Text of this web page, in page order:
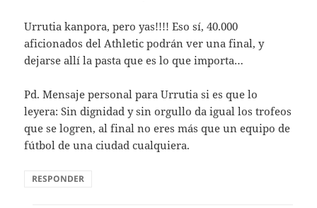
Urrutia kanpora, pero yas!!!! Eso sí, 40.000
aficionados del Athletic podrán ver una final, y
dejarse allí la pasta que es lo que importa…
Pd. Mensaje personal para Urrutia si es que lo
leyera: Sin dignidad y sin orgullo da igual los trofeos
que se logren, al final no eres más que un equipo de
fútbol de una ciudad cualquiera.
RESPONDER